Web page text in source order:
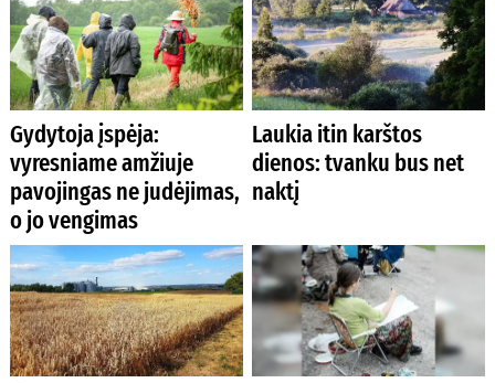
Gydytoja įspėja:
vyresniame amžiuje
pavojingas ne judėjimas,
o jo vengimas
Laukia itin karštos
dienos: tvanku bus net
naktį